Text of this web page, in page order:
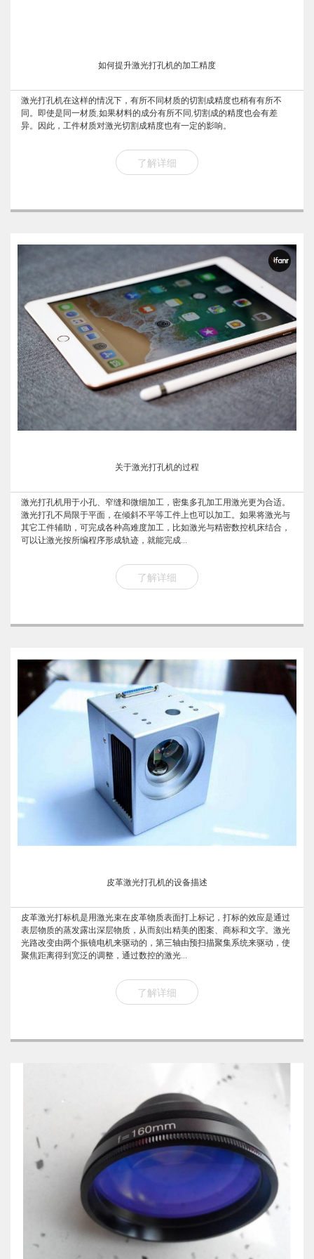
如何提升激光打孔机的加工精度
激光打孔机在这样的情况下，有所不同材质的切割成精度也稍有有所不
同。即使是同一材质,如果材料的成分有所不同,切割成的精度也会有差
异。因此，工件材质对激光切割成精度也有一定的影响。
了解详细
关于激光打孔机的过程
激光打孔机用于小孔、窄缝和微细加工，密集多孔加工用激光更为合适。
激光打孔不局限于平面，在倾斜不平等工件上也可以加工。如果将激光与
其它工件辅助，可完成各种高难度加工，比如激光与精密数控机床结合，
可以让激光按所编程序形成轨迹，就能完成...
了解详细
皮革激光打孔机的设备描述
皮革激光打标机是用激光束在皮革物质表面打上标记，打标的效应是通过
表层物质的蒸发露出深层物质，从而刻出精美的图案、商标和文字。激光
光路改变由两个振镜电机来驱动的，第三轴由预扫描聚集系统来驱动，使
聚焦距离得到宽泛的调整，通过数控的激光...
了解详细